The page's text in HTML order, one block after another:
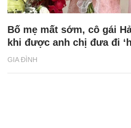
GIA ĐÌNH
Bố mẹ mất sớm, cô gái
khi được anh chị đưa đi